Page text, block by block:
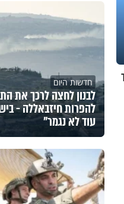
חדשות היום
לבנון לחצה לרכך את
להפרות חיזבאללה -
עוד לא נגמר"